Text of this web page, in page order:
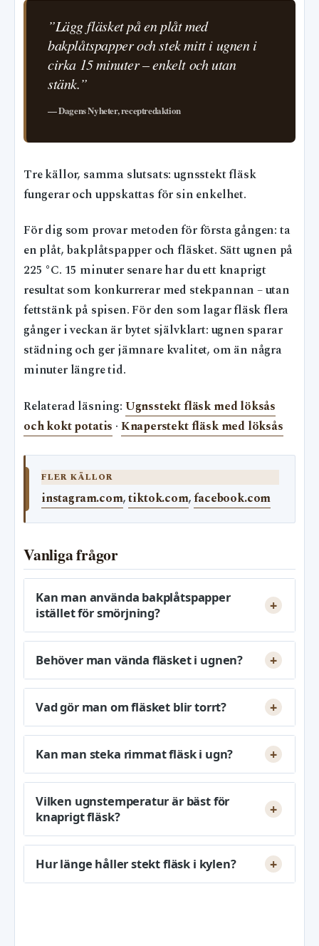
”Lägg fläsket på en plåt med
bakplåtspapper och stek mitt i ugnen i
cirka 15 minuter – enkelt och utan
stänk.”
— Dagens Nyheter, receptredaktion
Tre källor, samma slutsats: ugnsstekt fläsk
fungerar och uppskattas för sin enkelhet.
För dig som provar metoden för första gången: ta
en plåt, bakplåtspapper och fläsket. Sätt ugnen på
225 °C. 15 minuter senare har du ett knaprigt
resultat som konkurrerar med stekpannan – utan
fettstänk på spisen. För den som lagar fläsk flera
gånger i veckan är bytet självklart: ugnen sparar
städning och ger jämnare kvalitet, om än några
minuter längre tid.
Relaterad läsning: Ugnsstekt fläsk med löksås
och kokt potatis · Knaperstekt fläsk med löksås
FLER KÄLLOR
instagram.com,tiktok.com,facebook.com
Vanliga frågor
Kan man använda bakplåtspapper
istället för smörjning?
Behöver man vända fläsket i ugnen?
Vad gör man om fläsket blir torrt?
Kan man steka rimmat fläsk i ugn?
Vilken ugnstemperatur är bäst för
knaprigt fläsk?
Hur länge håller stekt fläsk i kylen?